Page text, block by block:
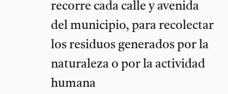
recorre cada calle y avenida
del municipio, para recolectar
los residuos generados por la
naturaleza o por la actividad
humana